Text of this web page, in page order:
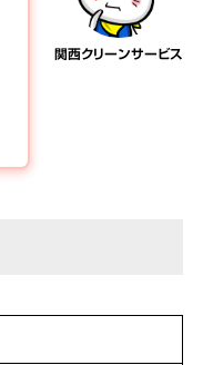
関西クリーンサービス